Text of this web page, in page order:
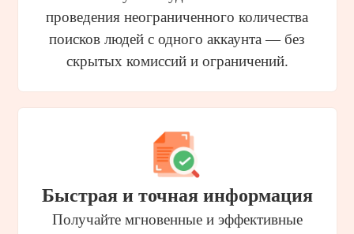
проведения неограниченного количества
поисков людей с одного аккаунта — без
скрытых комиссий и ограничений.
Быстрая и точная информация
Получайте мгновенные и эффективные